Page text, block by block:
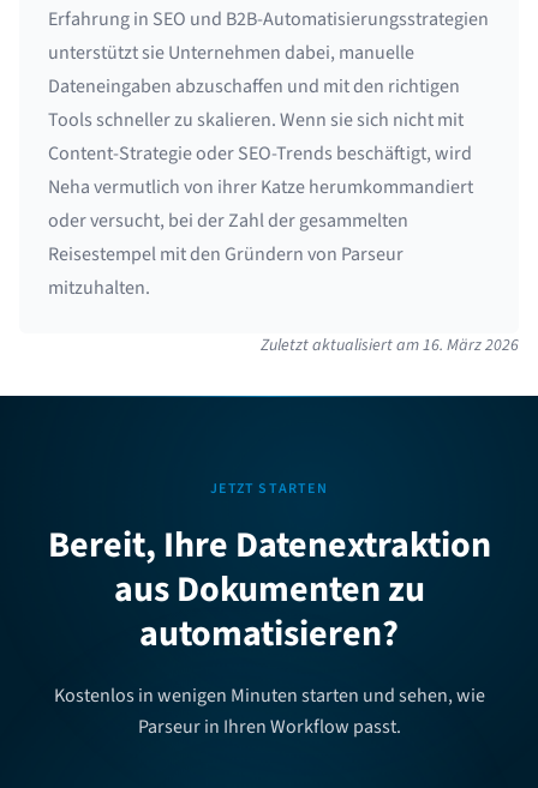
Erfahrung in SEO und B2B-Automatisierungsstrategien
unterstützt sie Unternehmen dabei, manuelle
Dateneingaben abzuschaffen und mit den richtigen
Tools schneller zu skalieren. Wenn sie sich nicht mit
Content-Strategie oder SEO-Trends beschäftigt, wird
Neha vermutlich von ihrer Katze herumkommandiert
oder versucht, bei der Zahl der gesammelten
Reisestempel mit den Gründern von Parseur
mitzuhalten.
Zuletzt aktualisiert am16. März 2026
JETZT STARTEN
Bereit, Ihre Datenextraktion
aus Dokumenten zu
automatisieren?
Kostenlos in wenigen Minuten starten und sehen, wie
Parseur in Ihren Workflow passt.